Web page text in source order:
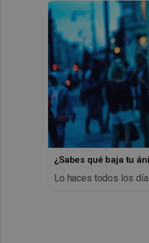
¿Sabes qué baja tu
Lo haces todos los